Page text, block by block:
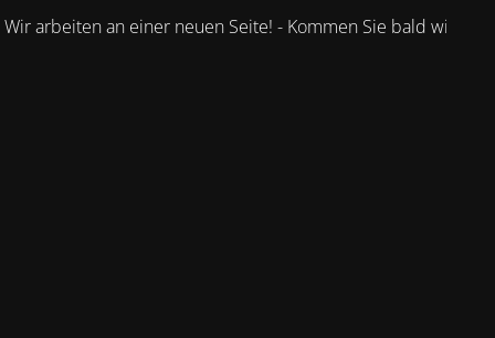
Wir arbeiten an einer neuen Seite! - Kommen Sie bald wieder.